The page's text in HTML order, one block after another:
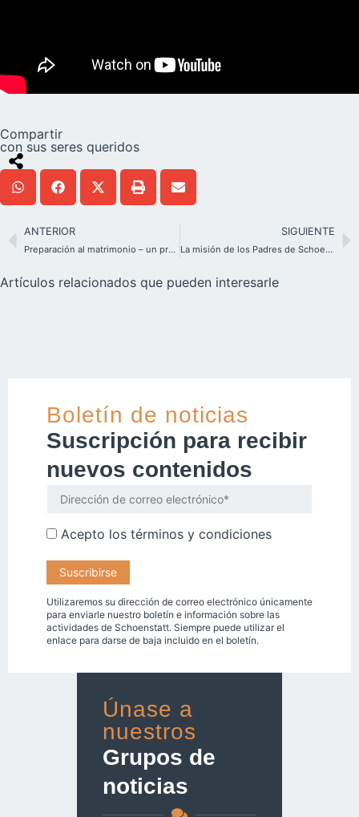
Compartir
con sus seres queridos
ANTERIOR
Preparación al matrimonio – un proyecto conjunto de la Liga de Familias en Alemania
SIGUIENTE
La misión de los Padres de Schoenstatt en Punjab, India
Artículos relacionados que pueden interesarle
Boletín de noticias
Suscripción para recibir
nuevos contenidos
Acepto los términos y condiciones
Utilizaremos su dirección de correo electrónico únicamente
para enviarle nuestro boletín e información sobre las
actividades de Schoenstatt. Siempre puede utilizar el
enlace para darse de baja incluido en el boletín.
Únase a
nuestros
Grupos de
noticias